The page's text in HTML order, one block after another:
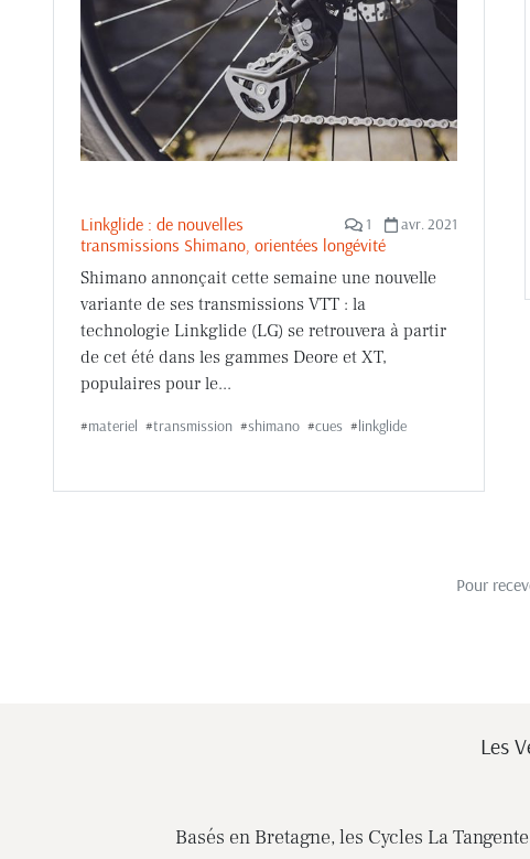
1 avr. 2021
Linkglide : de nouvelles
transmissions Shimano, orientées longévité
Shimano annonçait cette semaine une nouvelle
variante de ses transmissions VTT : la
technologie Linkglide (LG) se retrouvera à partir
de cet été dans les gammes Deore et XT,
populaires pour le...
#materiel #transmission #shimano #cues #linkglide
Pour
Les
Basés en Bretagne, les Cycles La